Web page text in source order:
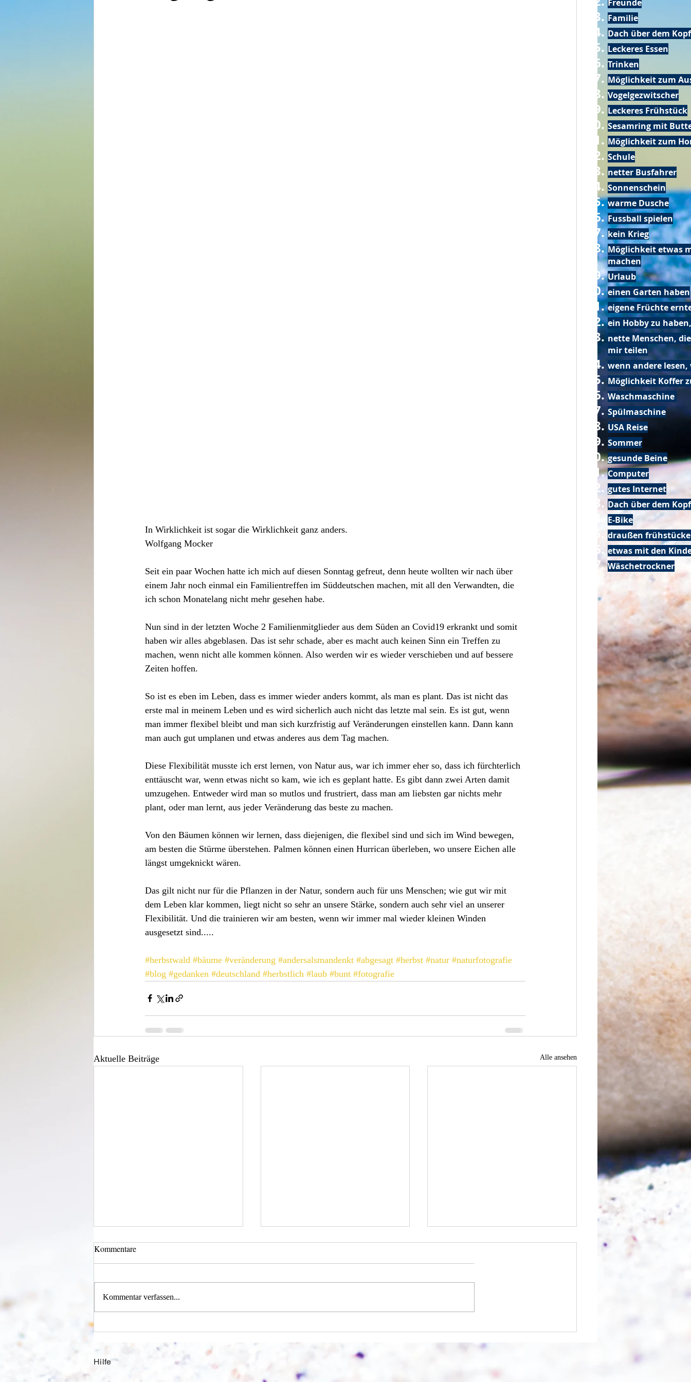
In Wirklichkeit ist sogar die Wirklichkeit ganz anders.
Wolfgang Mocker
Seit ein paar Wochen hatte ich mich auf diesen Sonntag gefreut, denn heute wollten wir nach über
einem Jahr noch einmal ein Familientreffen im Süddeutschen machen, mit all den Verwandten, die
ich schon Monatelang nicht mehr gesehen habe.
Nun sind in der letzten Woche 2 Familienmitglieder aus dem Süden an Covid19 erkrankt und somit
haben wir alles abgeblasen. Das ist sehr schade, aber es macht auch keinen Sinn ein Treffen zu
machen, wenn nicht alle kommen können. Also werden wir es wieder verschieben und auf bessere
Zeiten hoffen.
So ist es eben im Leben, dass es immer wieder anders kommt, als man es plant. Das ist nicht das
erste mal in meinem Leben und es wird sicherlich auch nicht das letzte mal sein. Es ist gut, wenn
man immer flexibel bleibt und man sich kurzfristig auf Veränderungen einstellen kann. Dann kann
man auch gut umplanen und etwas anderes aus dem Tag machen.
Diese Flexibilität musste ich erst lernen, von Natur aus, war ich immer eher so, dass ich fürchterlich
enttäuscht war, wenn etwas nicht so kam, wie ich es geplant hatte. Es gibt dann zwei Arten damit
umzugehen. Entweder wird man so mutlos und frustriert, dass man am liebsten gar nichts mehr
plant, oder man lernt, aus jeder Veränderung das beste zu machen.
Von den Bäumen können wir lernen, dass diejenigen, die flexibel sind und sich im Wind bewegen,
am besten die Stürme überstehen. Palmen können einen Hurrican überleben, wo unsere Eichen alle
längst umgeknickt wären.
Das gilt nicht nur für die Pflanzen in der Natur, sondern auch für uns Menschen; wie gut wir mit
dem Leben klar kommen, liegt nicht so sehr an unsere Stärke, sondern auch sehr viel an unserer
Flexibilität. Und die trainieren wir am besten, wenn wir immer mal wieder kleinen Winden
ausgesetzt sind.....
#herbstwald #bäume #veränderung #andersalsmandenkt #abgesagt #herbst #natur #naturfotografie
#blog #gedanken #deutschland #herbstlich #laub #bunt #fotografie
Aktuelle Beiträge Alle ansehen
Licht und Schatten
Kommentare
Kommentar verfassen...
Freunde
Familie
Dach über dem Kopf
Leckeres Essen
Trinken
Möglichkeit zum
Vogelgezwitscher
Leckeres Frühstück
Sesamring mit
Möglichkeit zum
Schule
netter Busfahrer
Sonnenschein
warme Dusche
Fussball spielen
kein Krieg
Möglichkeit etwas
machen
Urlaub
einen Garten haben
eigene Früchte
ein Hobby zu
nette Menschen,
mir teilen
wenn andere lesen,
Möglichkeit Koffer
Waschmaschine
Spülmaschine
USA Reise
Sommer
gesunde Beine
Computer
gutes Internet
Dach über dem Kopf
E-Bike
draußen
etwas mit den
Wäschetrockner
Hilfe